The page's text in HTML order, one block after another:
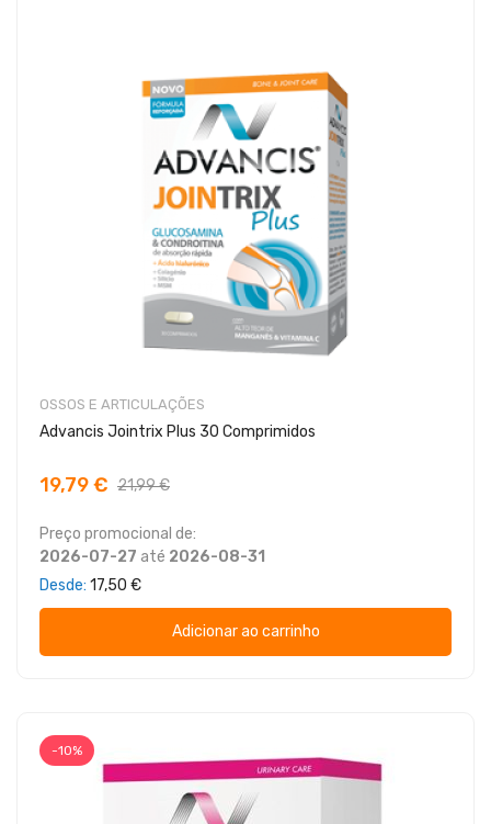
OSSOS E ARTICULAÇÕES
Advancis Jointrix Plus 30 Comprimidos
19,79 € 21,99 €
Preço promocional de:
2026-07-27 até 2026-08-31
Desde 17,50 €
Adicionar ao carrinho
-10%